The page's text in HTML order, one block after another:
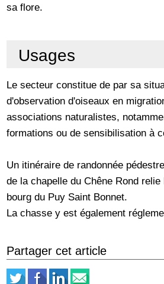
sa flore.
Usages
Le secteur constitue de par sa
d'observation d'oiseaux en
associations naturalistes,
formations ou de sensibilisation à
Un itinéraire de randonnée
de la chapelle du Chêne Rond
bourg du Puy Saint Bonnet.
La chasse y est également
Partager cet article